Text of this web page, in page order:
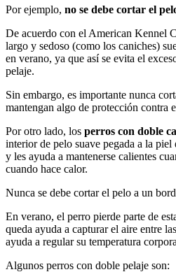
Por ejemplo, no se debe cortar el
De acuerdo con el American Kennel
largo y sedoso (como los caniches)
en verano, ya que así se evita el
pelaje.
Sin embargo, es importante nunca
mantengan algo de protección contra
Por otro lado, los perros con doble
interior de pelo suave pegada a la
y les ayuda a mantenerse calientes
cuando hace calor.
Nunca se debe cortar el pelo a un
En verano, el perro pierde parte de
queda ayuda a capturar el aire entre
ayuda a regular su temperatura
Algunos perros con doble pelaje son: